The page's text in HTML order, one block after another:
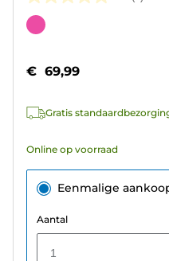
0.0
van
sterren.
Kleurencartridge
€ 69,99
Gratis
Online op voorraad
Eenmalige
Aantal
1